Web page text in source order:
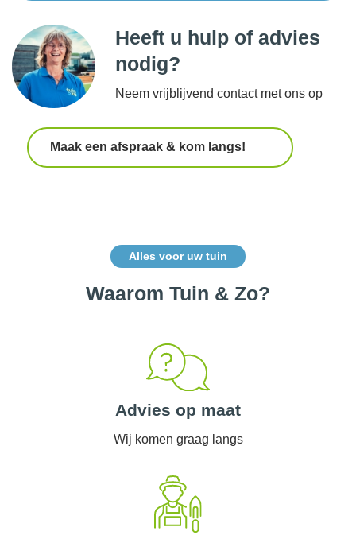
Heeft u hulp of advies
nodig?
Neem vrijblijvend contact met ons op
Maak een afspraak & kom langs!
Alles voor uw tuin
Waarom Tuin & Zo?
Advies op maat
Wij komen graag langs